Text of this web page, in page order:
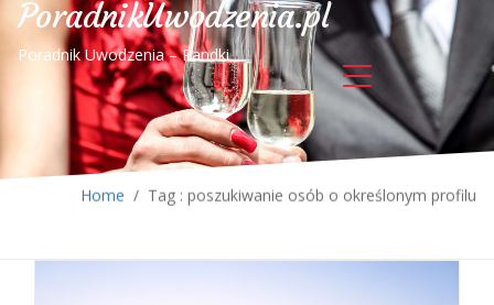
PoradnikUwodzenia.pl
Poradnik Uwodzenia – Randki
Home / Tag : poszukiwanie osób o określonym profilu